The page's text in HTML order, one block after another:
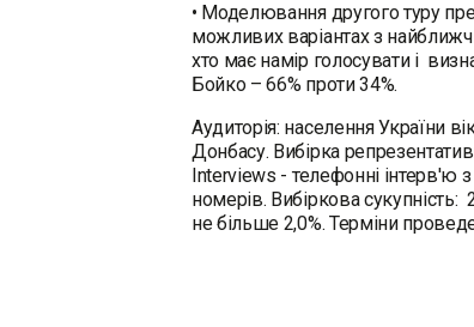
• Моделювання другого туру
можливих варіантах з
хто має намір голосувати і
Бойко – 66% проти 34%.
Аудиторія: населення України
Донбасу. Вибірка
Interviews - телефонні інтерв'ю
номерів. Вибіркова
не більше 2,0%. Терміни